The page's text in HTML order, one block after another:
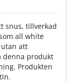
snus, tillverkad
all white
att
denna produkt
Produkten